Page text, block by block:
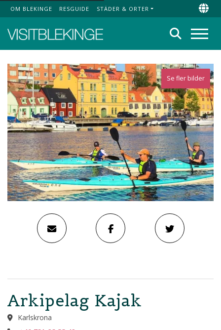
Top Menu
OM BLEKINGE RESGUIDE STÄDER & ORTER
Sök
Se fler bilder
Arkipelag Kajak
Karlskrona